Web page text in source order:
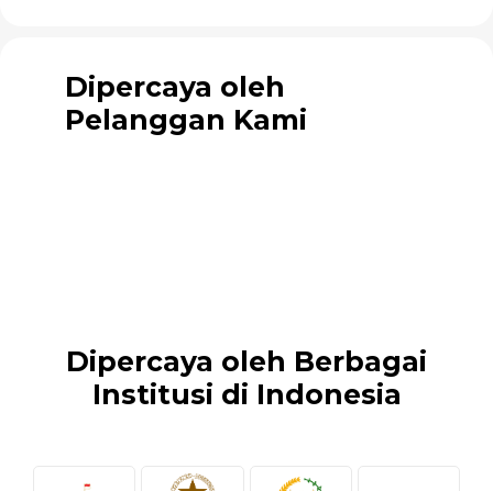
Dipercaya oleh
Pelanggan Kami
Dipercaya oleh Berbagai
Institusi di Indonesia